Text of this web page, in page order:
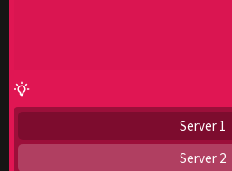
Server 1
Server 2